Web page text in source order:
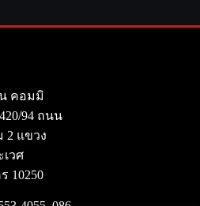
คอมมิ
94 ถนน
2 แขวง
วศ
10250